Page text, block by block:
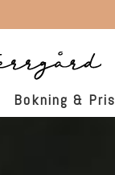
Bokning &